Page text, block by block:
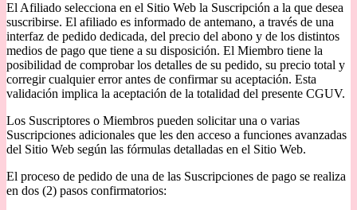
El Afiliado selecciona en el Sitio Web la Suscripción a la que desea
suscribirse. El afiliado es informado de antemano, a través de una
interfaz de pedido dedicada, del precio del abono y de los distintos
medios de pago que tiene a su disposición. El Miembro tiene la
posibilidad de comprobar los detalles de su pedido, su precio total y
corregir cualquier error antes de confirmar su aceptación. Esta
validación implica la aceptación de la totalidad del presente CGUV.
Los Suscriptores o Miembros pueden solicitar una o varias
Suscripciones adicionales que les den acceso a funciones avanzadas
del Sitio Web según las fórmulas detalladas en el Sitio Web.
El proceso de pedido de una de las Suscripciones de pago se realiza
en dos (2) pasos confirmatorios: